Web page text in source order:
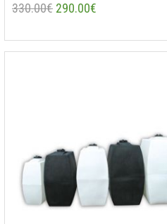
330.00€ 290.00€